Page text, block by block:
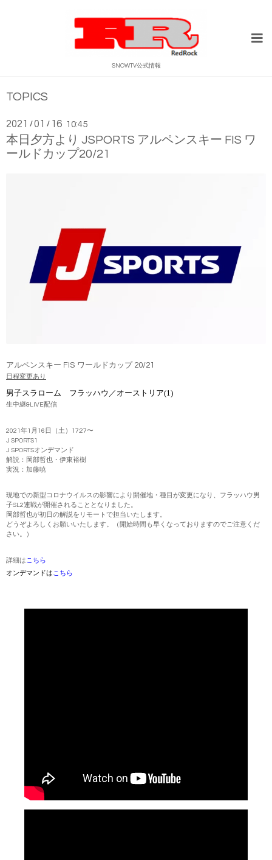
SNOWTV公式情報
TOPICS
2021 /01 / 16 10:45
本日夕方より JSPORTS アルペンスキー FIS ワ
ールドカップ20/21
アルペンスキー FIS ワールドカップ 20/21
日程変更あり
男子スラローム フラッハウ／オーストリア(1)
生中継&LIVE配信
2021年1月16日（土）17:27〜
J SPORTS1
J SPORTSオンデマンド
解説：岡部哲也・伊東裕樹
実況：加藤暁
現地での新型コロナウイルスの影響により開催地・種目が変更になり、フラッハウ男
子SL2連戦が開催されることとなりました。
岡部哲也が初日の解説をリモートで担当いたします。
どうぞよろしくお願いいたします。（開始時間も早くなっておりますのでご注意くだ
さい。）
詳細は こちら
オンデマンドは こちら